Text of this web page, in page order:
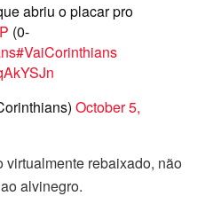
abriu o placar pro
(0-
#VaiCorinthians
October 5,
virtualmente rebaixado, não
alvinegro.